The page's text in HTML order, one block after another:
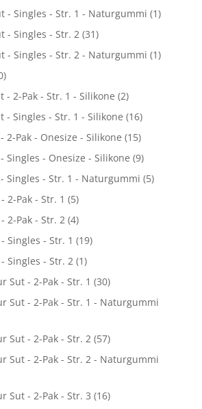
- Singles - Str. 1 - Naturgummi (1)
- Singles - Str. 2 (31)
- Singles - Str. 2 - Naturgummi (1)
- 2-Pak - Str. 1 - Silikone (2)
- Singles - Str. 1 - Silikone (16)
2-Pak - Onesize - Silikone (15)
Singles - Onesize - Silikone (9)
- Singles - Str. 1 - Naturgummi (5)
2-Pak - Str. 1 (5)
2-Pak - Str. 2 (4)
Singles - Str. 1 (19)
Singles - Str. 2 (1)
Sut - 2-Pak - Str. 1 (30)
Sut - 2-Pak - Str. 1 - Naturgummi
Sut - 2-Pak - Str. 2 (57)
Sut - 2-Pak - Str. 2 - Naturgummi
Sut - 2-Pak - Str. 3 (16)